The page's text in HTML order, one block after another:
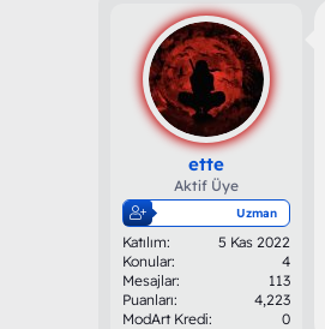
ette
Aktif Üye
Uzman
Katılım
5 Kas 2022
Konular
4
Mesajlar
113
Puanları
4,223
ModArt Kredi
0